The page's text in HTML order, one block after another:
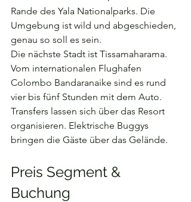
Rande des Yala Nationalparks. Die
Umgebung ist wild und abgeschieden,
genau so soll es sein.
Die nächste Stadt ist Tissamaharama.
Vom internationalen Flughafen
Colombo Bandaranaike sind es rund
vier bis fünf Stunden mit dem Auto.
Transfers lassen sich über das Resort
organisieren. Elektrische Buggys
bringen die Gäste über das Gelände.
Preis Segment &
Buchung